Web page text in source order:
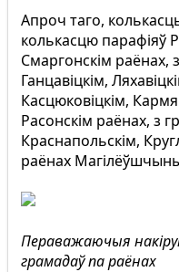
Апроч таго,
колькасцю парафіяў
Смаргонскім раёнах,
Ганцавіцкім,
Касцюковіцкім,
Расонскім раёнах, з
Краснапольскім,
раёнах
Пераважаючыя
грамадаў па раёнах